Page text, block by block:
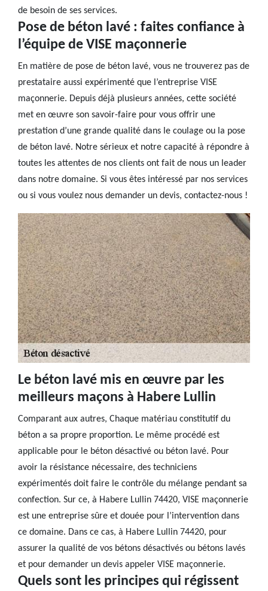
de besoin de ses services.
Pose de béton lavé : faites confiance à
l’équipe de VISE maçonnerie
En matière de pose de béton lavé, vous ne trouverez pas de
prestataire aussi expérimenté que l’entreprise VISE
maçonnerie. Depuis déjà plusieurs années, cette société
met en œuvre son savoir-faire pour vous offrir une
prestation d’une grande qualité dans le coulage ou la pose
de béton lavé. Notre sérieux et notre capacité à répondre à
toutes les attentes de nos clients ont fait de nous un leader
dans notre domaine. Si vous êtes intéressé par nos services
ou si vous voulez nous demander un devis, contactez-nous !
Le béton lavé mis en œuvre par les
meilleurs maçons à Habere Lullin
Comparant aux autres, Chaque matériau constitutif du
béton a sa propre proportion. Le même procédé est
applicable pour le béton désactivé ou béton lavé. Pour
avoir la résistance nécessaire, des techniciens
expérimentés doit faire le contrôle du mélange pendant sa
confection. Sur ce, à Habere Lullin 74420, VISE maçonnerie
est une entreprise sûre et douée pour l’intervention dans
ce domaine. Dans ce cas, à Habere Lullin 74420, pour
assurer la qualité de vos bétons désactivés ou bétons lavés
et pour demander un devis appeler VISE maçonnerie.
Quels sont les principes qui régissent